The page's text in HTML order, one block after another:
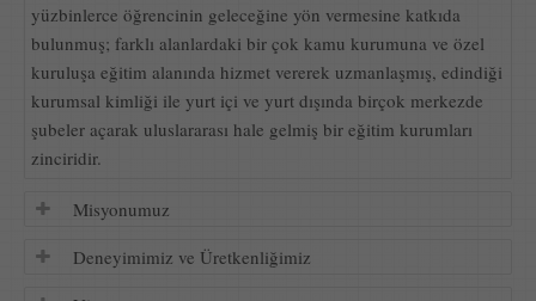
yüzbinlerce öğrencinin geleceğine yön vermesine katkıda
bulunmuş; farklı alanlardaki bir çok kamu kurumuna ve özel
kuruluşa eğitim alanında hizmet vererek uzmanlaşmış, edindiği
kurumsal kimliği ile yurt içi ve yurt dışında birçok merkezde
şubeler açarak uluslararası hale gelmiş bir eğitim kurumları
zinciridir.
Misyonumuz
Deneyimimiz ve Üretkenliğimiz